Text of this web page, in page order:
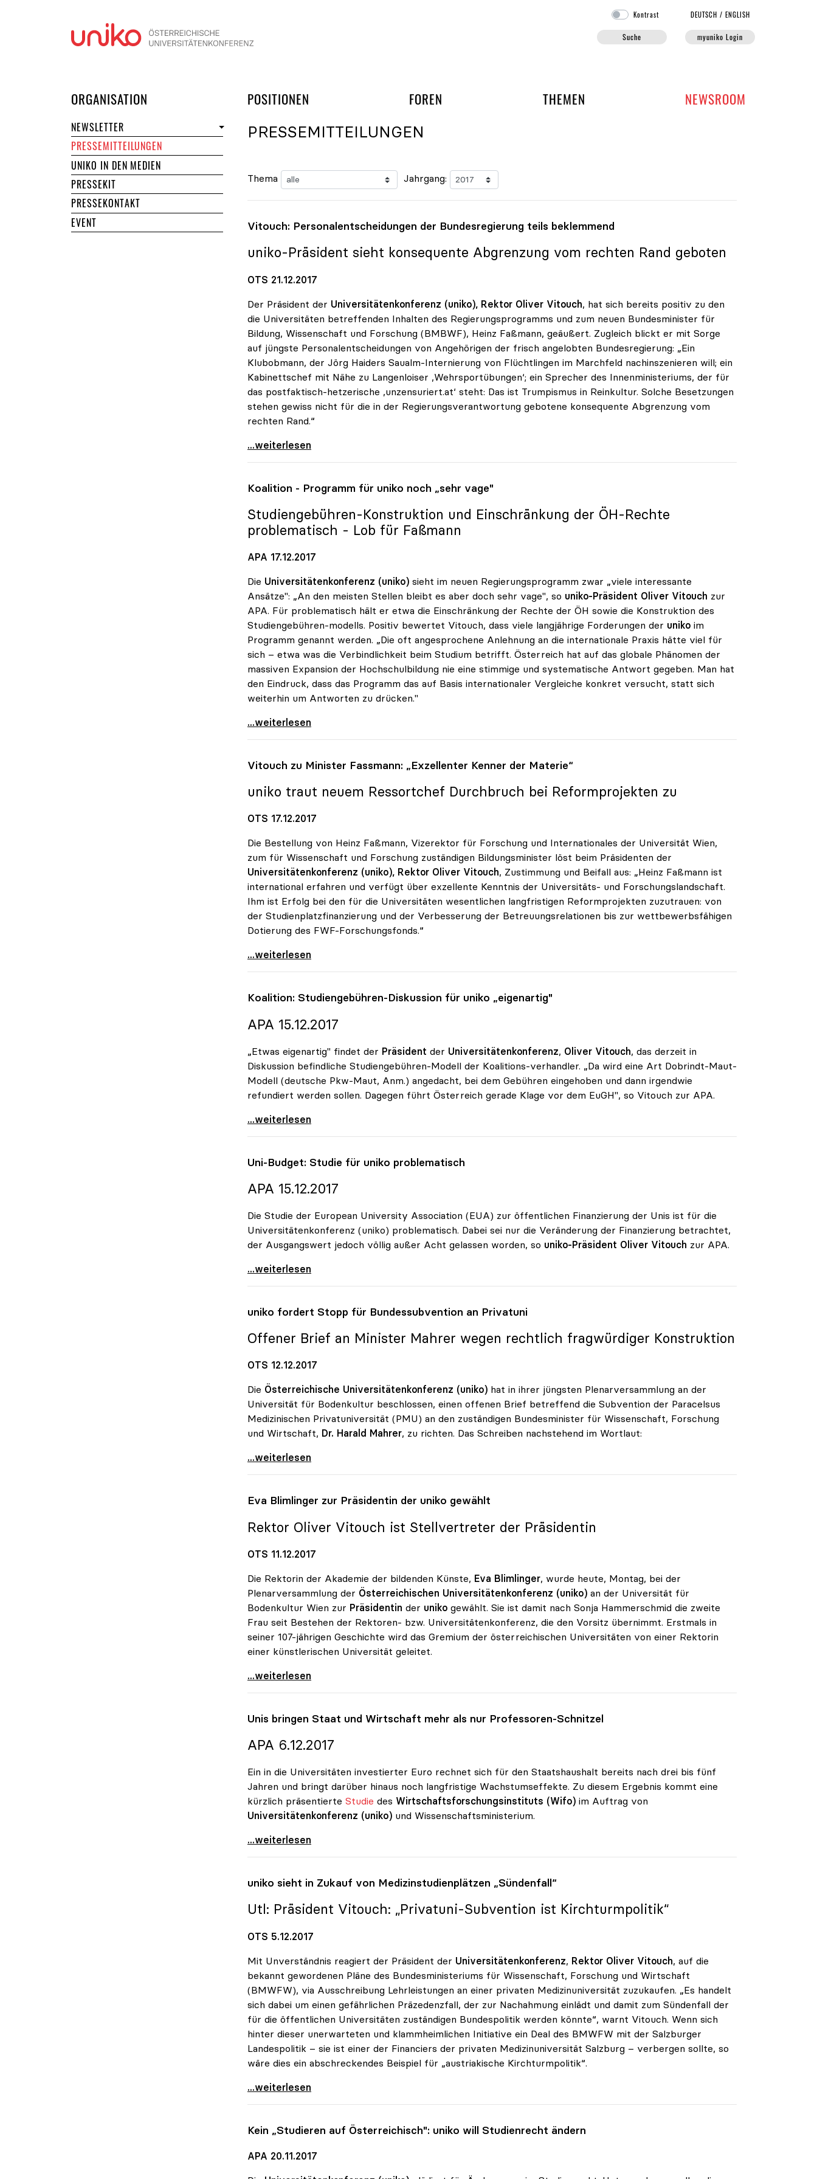
Kontrast DEUTSCH /ENGLISH
Suche myuniko Login
ORGANISATION POSITIONEN FOREN UND ARBEITSGRUPPEN DER UNIKO
THEMEN NEWSROOM
NEWSLETTER
PRESSEMITTEILUNGEN
UNIKO IN DEN MEDIEN
PRESSEKIT
PRESSEKONTAKT
EVENT
PRESSEMITTEILUNGEN
Thema Jahrgang:
Vitouch: Personalentscheidungen der Bundesregierung teils beklemmend
uniko-Präsident sieht konsequente Abgrenzung vom rechten Rand geboten
OTS 21.12.2017
Der Präsident der Universitätenkonferenz (uniko), Rektor Oliver Vitouch, hat sich bereits positiv zu den
die Universitäten betreffenden Inhalten des Regierungsprogramms und zum neuen Bundesminister für
Bildung, Wissenschaft und Forschung (BMBWF), Heinz Faßmann, geäußert. Zugleich blickt er mit Sorge
auf jüngste Personalentscheidungen von Angehörigen der frisch angelobten Bundesregierung: „Ein
Klubobmann, der Jörg Haiders Saualm-Internierung von Flüchtlingen im Marchfeld nachinszenieren will; ein
Kabinettschef mit Nähe zu Langenloiser ‚Wehrsportübungen‘; ein Sprecher des Innenministeriums, der für
das postfaktisch-hetzerische ‚unzensuriert.at‘ steht: Das ist Trumpismus in Reinkultur. Solche Besetzungen
stehen gewiss nicht für die in der Regierungsverantwortung gebotene konsequente Abgrenzung vom
rechten Rand.“
Vitouch: Personalentscheidungen der
...weiterlesen
Koalition - Programm für uniko noch „sehr vage"
Studiengebühren-Konstruktion und Einschränkung der ÖH-Rechte
problematisch - Lob für Faßmann
APA 17.12.2017
Die Universitätenkonferenz (uniko) sieht im neuen Regierungsprogramm zwar „viele interessante
Ansätze": „An den meisten Stellen bleibt es aber doch sehr vage", so uniko-Präsident Oliver Vitouch zur
APA. Für problematisch hält er etwa die Einschränkung der Rechte der ÖH sowie die Konstruktion des
Studiengebühren-modells. Positiv bewertet Vitouch, dass viele langjährige Forderungen der uniko im
Programm genannt werden. „Die oft angesprochene Anlehnung an die internationale Praxis hätte viel für
sich – etwa was die Verbindlichkeit beim Studium betrifft. Österreich hat auf das globale Phänomen der
massiven Expansion der Hochschulbildung nie eine stimmige und systematische Antwort gegeben. Man hat
den Eindruck, dass das Programm das auf Basis internationaler Vergleiche konkret versucht, statt sich
weiterhin um Antworten zu drücken."
Koalition - Programm für uniko noch „sehr vage\"
...weiterlesen
Vitouch zu Minister Fassmann: „Exzellenter Kenner der Materie“
uniko traut neuem Ressortchef Durchbruch bei Reformprojekten zu
OTS 17.12.2017
Die Bestellung von Heinz Faßmann, Vizerektor für Forschung und Internationales der Universität Wien,
zum für Wissenschaft und Forschung zuständigen Bildungsminister löst beim Präsidenten der
Universitätenkonferenz (uniko), Rektor Oliver Vitouch, Zustimmung und Beifall aus: „Heinz Faßmann ist
international erfahren und verfügt über exzellente Kenntnis der Universitäts- und Forschungslandschaft.
Ihm ist Erfolg bei den für die Universitäten wesentlichen langfristigen Reformprojekten zuzutrauen: von
der Studienplatzfinanzierung und der Verbesserung der Betreuungsrelationen bis zur wettbewerbsfähigen
Dotierung des FWF-Forschungsfonds.“
Vitouch zu Minister Fassmann: „Exzellenter Kenner
...weiterlesen
Koalition: Studiengebühren-Diskussion für uniko „eigenartig"
APA 15.12.2017
„Etwas eigenartig" findet der Präsident der Universitätenkonferenz, Oliver Vitouch, das derzeit in
Diskussion befindliche Studiengebühren-Modell der Koalitions-verhandler. „Da wird eine Art Dobrindt-Maut-
Modell (deutsche Pkw-Maut, Anm.) angedacht, bei dem Gebühren eingehoben und dann irgendwie
refundiert werden sollen. Dagegen führt Österreich gerade Klage vor dem EuGH", so Vitouch zur APA.
Koalition: Studiengebühren-Diskussion für uniko
...weiterlesen
Uni-Budget: Studie für uniko problematisch
APA 15.12.2017
Die Studie der European University Association (EUA) zur öffentlichen Finanzierung der Unis ist für die
Universitätenkonferenz (uniko) problematisch. Dabei sei nur die Veränderung der Finanzierung betrachtet,
der Ausgangswert jedoch völlig außer Acht gelassen worden, so uniko-Präsident Oliver Vitouch zur APA.
Uni-Budget: Studie für uniko problematisch
...weiterlesen
uniko fordert Stopp für Bundessubvention an Privatuni
Offener Brief an Minister Mahrer wegen rechtlich fragwürdiger Konstruktion
OTS 12.12.2017
Die Österreichische Universitätenkonferenz (uniko) hat in ihrer jüngsten Plenarversammlung an der
Universität für Bodenkultur beschlossen, einen offenen Brief betreffend die Subvention der Paracelsus
Medizinischen Privatuniversität (PMU) an den zuständigen Bundesminister für Wissenschaft, Forschung
und Wirtschaft, Dr. Harald Mahrer, zu richten. Das Schreiben nachstehend im Wortlaut:
uniko fordert Stopp für Bundessubvention an
...weiterlesen
Eva Blimlinger zur Präsidentin der uniko gewählt
Rektor Oliver Vitouch ist Stellvertreter der Präsidentin
OTS 11.12.2017
Die Rektorin der Akademie der bildenden Künste, Eva Blimlinger, wurde heute, Montag, bei der
Plenarversammlung der Österreichischen Universitätenkonferenz (uniko) an der Universität für
Bodenkultur Wien zur Präsidentin der uniko gewählt. Sie ist damit nach Sonja Hammerschmid die zweite
Frau seit Bestehen der Rektoren- bzw. Universitätenkonferenz, die den Vorsitz übernimmt. Erstmals in
seiner 107-jährigen Geschichte wird das Gremium der österreichischen Universitäten von einer Rektorin
einer künstlerischen Universität geleitet.
Eva Blimlinger zur Präsidentin der uniko gewählt
...weiterlesen
Unis bringen Staat und Wirtschaft mehr als nur Professoren-Schnitzel
APA 6.12.2017
Ein in die Universitäten investierter Euro rechnet sich für den Staatshaushalt bereits nach drei bis fünf
Jahren und bringt darüber hinaus noch langfristige Wachstumseffekte. Zu diesem Ergebnis kommt eine
kürzlich präsentierte Studie des Wirtschaftsforschungsinstituts (Wifo) im Auftrag von
Universitätenkonferenz (uniko) und Wissenschaftsministerium.
Unis bringen Staat und Wirtschaft mehr als nur
...weiterlesen
uniko sieht in Zukauf von Medizinstudienplätzen „Sündenfall“
Utl: Präsident Vitouch: „Privatuni-Subvention ist Kirchturmpolitik“
OTS 5.12.2017
Mit Unverständnis reagiert der Präsident der Universitätenkonferenz, Rektor Oliver Vitouch, auf die
bekannt gewordenen Pläne des Bundesministeriums für Wissenschaft, Forschung und Wirtschaft
(BMWFW), via Ausschreibung Lehrleistungen an einer privaten Medizinuniversität zuzukaufen. „Es handelt
sich dabei um einen gefährlichen Präzedenzfall, der zur Nachahmung einlädt und damit zum Sündenfall der
für die öffentlichen Universitäten zuständigen Bundespolitik werden könnte“, warnt Vitouch. Wenn sich
hinter dieser unerwarteten und klammheimlichen Initiative ein Deal des BMWFW mit der Salzburger
Landespolitik – sie ist einer der Financiers der privaten Medizinuniversität Salzburg – verbergen sollte, so
wäre dies ein abschreckendes Beispiel für „austriakische Kirchturmpolitik“.
uniko sieht in Zukauf von Medizinstudienplätzen
...weiterlesen
Kein „Studieren auf Österreichisch": uniko will Studienrecht ändern
APA 20.11.2017